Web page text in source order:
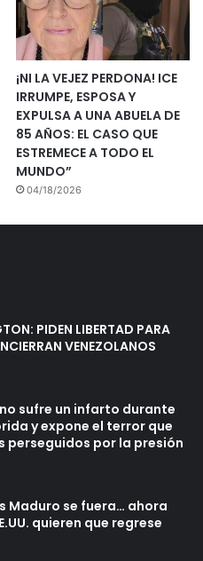
¡NI LA VEJEZ PERDONA! ICE
IRRUMPE, ESPOSA Y
EXPULSA A UNA ABUELA DE
85 AÑOS: EL CASO QUE
ESTREMECE A TODO EL
MUNDO”
04/18/2026
PIDEN LIBERTAD PARA
VENEZOLANOS
sufre un infarto durante
y expone el terror que
perseguidos por la presión
Maduro se fuera… ahora
quieren que regrese